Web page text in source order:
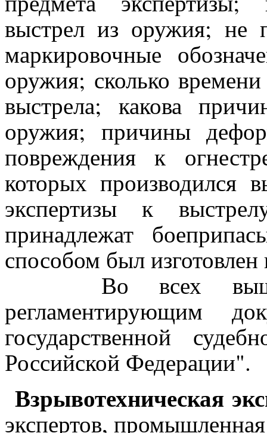
выстрел из оружия; не
маркировочные
оружия; сколько
выстрела; какова
оружия; причины
повреждения к
которых производился
экспертизы к
принадлежат
способом был
Во всех выше
регламентирующим
государственной
Российской Федерации".
Взрывотехническая
экспертов, промышленная